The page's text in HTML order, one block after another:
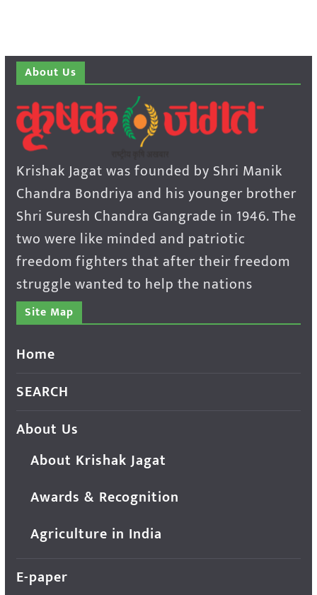
About Us
Krishak Jagat was founded by Shri Manik
Chandra Bondriya and his younger brother
Shri Suresh Chandra Gangrade in 1946. The
two were like minded and patriotic
freedom fighters that after their freedom
struggle wanted to help the nations
Site Map
Home
SEARCH
About Us
About Krishak Jagat
Awards & Recognition
Agriculture in India
E-paper